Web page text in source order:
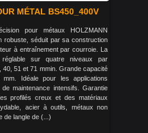
MÉTAL BS450_400V
pour métaux HOLZMANN
robuste, séduit par sa construction
à entraînement par courroie. La
sur quatre niveaux par
51 et 71 mmin. Grande capacité
Idéale pour les applications
maintenance intensifs. Garantie
profilés creux et des matériaux
acier à outils, métaux non
de langle de (...)